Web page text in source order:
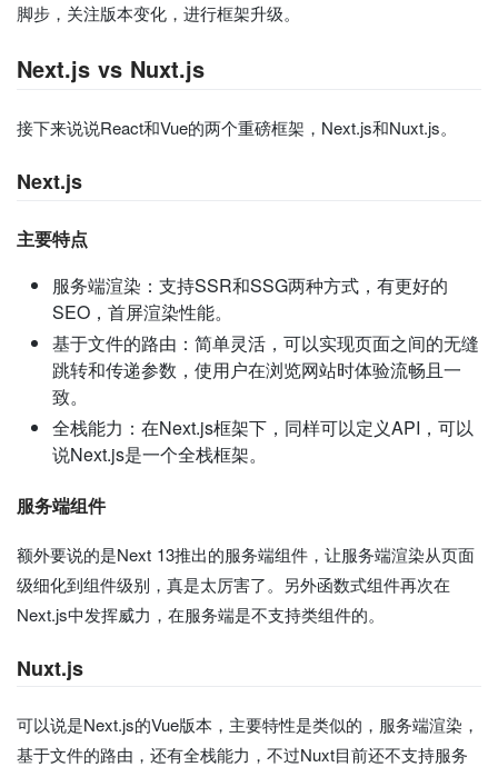
脚步，关注版本变化，进行框架升级。
Next.js vs Nuxt.js
接下来说说React和Vue的两个重磅框架，Next.js和Nuxt.js。
Next.js
主要特点
服务端渲染：支持SSR和SSG两种方式，有更好的
SEO，首屏渲染性能。
基于文件的路由：简单灵活，可以实现页面之间的无缝
跳转和传递参数，使用户在浏览网站时体验流畅且一
致。
全栈能力：在Next.js框架下，同样可以定义API，可以
说Next.js是一个全栈框架。
服务端组件
额外要说的是Next 13推出的服务端组件，让服务端渲染从页面
级细化到组件级别，真是太厉害了。另外函数式组件再次在
Next.js中发挥威力，在服务端是不支持类组件的。
Nuxt.js
可以说是Next.js的Vue版本，主要特性是类似的，服务端渲染，
基于文件的路由，还有全栈能力，不过Nuxt目前还不支持服务